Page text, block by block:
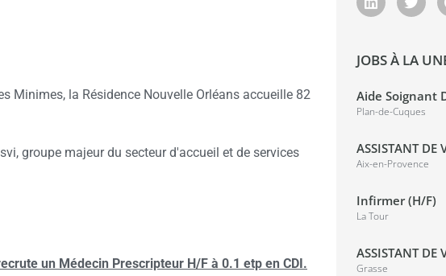
Minimes, la Résidence Nouvelle Orléans accueille 82
groupe majeur du secteur d'accueil et de services
un Médecin Prescripteur H/F à 0.1 etp en CDI.
JOBS À LA
Aide Soignant
Plan-de-Cuques
ASSISTANT DE
Aix-en-Provence
Infirmer (H/F)
La Tour
ASSISTANT DE
Grasse